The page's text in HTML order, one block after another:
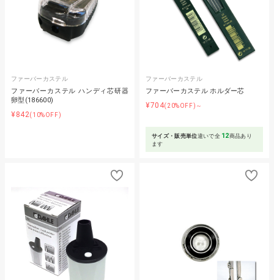
ファーバーカステル
ファーバーカステル ハンディ芯研器
卵型(186600)
¥842(10%OFF)
ファーバーカステル
ファーバーカステル ホルダー芯
¥704(20%OFF)～
サイズ・販売単位違いで全 12商品あり
ます